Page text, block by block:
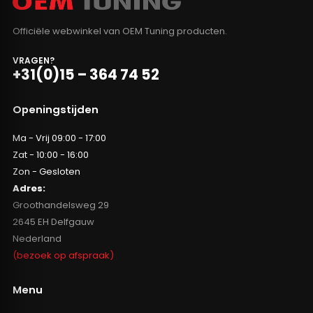
Officiële webwinkel van OEM Tuning producten.
VRAGEN?
+31(0)15 – 364 74 52
Openingstijden
Ma - Vrij 09:00 - 17:00
Zat - 10:00 - 16:00
Zon - Gesloten
Adres:
Groothandelsweg 29
2645 EH Delfgauw
Nederland
(bezoek op afspraak)
Menu